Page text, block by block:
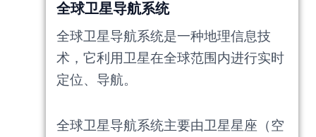
全球卫星导航系统
全球卫星导航系统是一种地理信息技
术，它利用卫星在全球范围内进行实时
定位、导航。
全球卫星导航系统主要由卫星星座（空